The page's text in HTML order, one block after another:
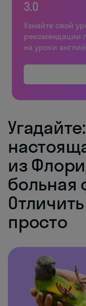
3.0
Узнайте свой
рекомендации
на уроки
из
больная
просто